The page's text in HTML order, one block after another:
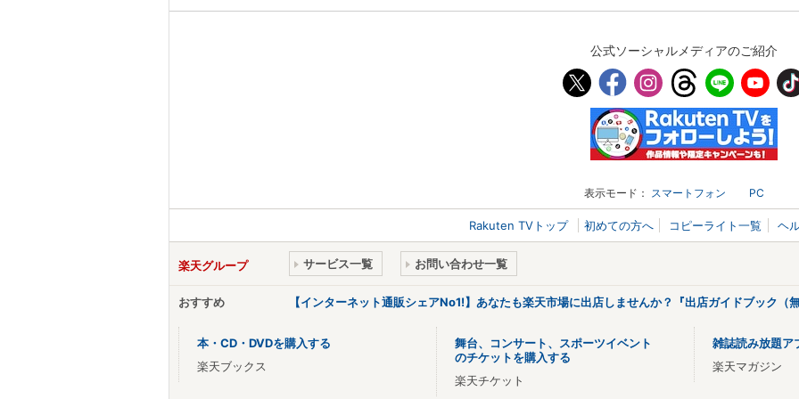
公式ソーシャルメディアのご紹介
表示モード： スマートフォン PC
Rakuten TVトップ 初めての方へ コピーライト一覧 ヘ
楽天グループ サービス一覧 お問い合わせ一覧
おすすめ 【インターネット通販シェアNo1!】あなたも楽天市場に出店しませんか？『出店ガイドブック（
本・CD・DVDを購入する
楽天ブックス
舞台、コンサート、スポーツイベント
のチケットを購入する
楽天チケット
雑誌読み放題ア
楽天マガジン